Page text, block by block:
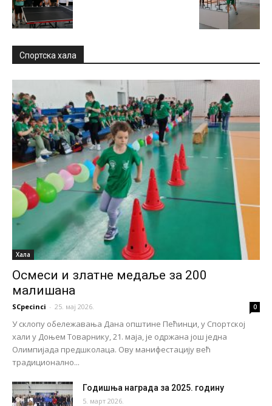
Спортска хала
Хала
Осмеси и златне медаље за 200
малишана
SCpecinci - 25. мај 2026. 0
У склопу обележавања Дана општине Пећинци, у Спортској
хали у Доњем Товарнику, 21. маја, је одржана још једна
Олимпијада предшколаца. Ову манифестацију већ
традиционално...
Годишња награда за 2025. годину
5. март 2026.